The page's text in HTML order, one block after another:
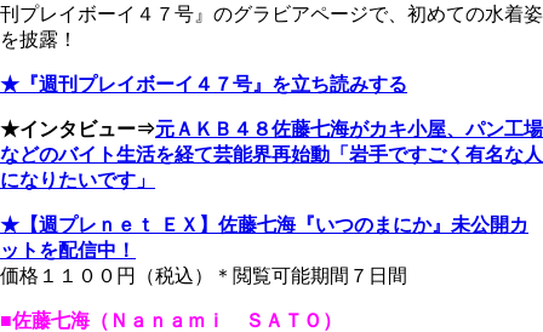
刊プレイボーイ４７号』のグラビアページで、初めての水着姿
を披露！
★『週刊プレイボーイ４７号』を立ち読みする
★インタビュー⇒元ＡＫＢ４８佐藤七海がカキ小屋、パン工場
などのバイト生活を経て芸能界再始動「岩手ですごく有名な人
になりたいです」
★【週プレｎｅｔ ＥＸ 】 佐藤七海『いつのまにか』未公開カ
ットを配信中！
価格１１００円（税込）＊閲覧可能期間７日間
■佐藤七海（Ｎａｎａｍｉ ＳＡＴＯ）